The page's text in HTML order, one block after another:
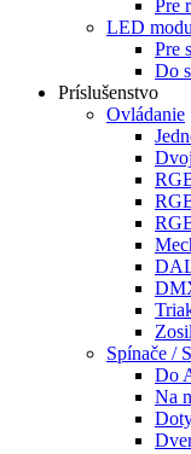
Pre
LED
Pre
Do
Príslušenstvo
Ovládanie
Spínače /
Do
Na